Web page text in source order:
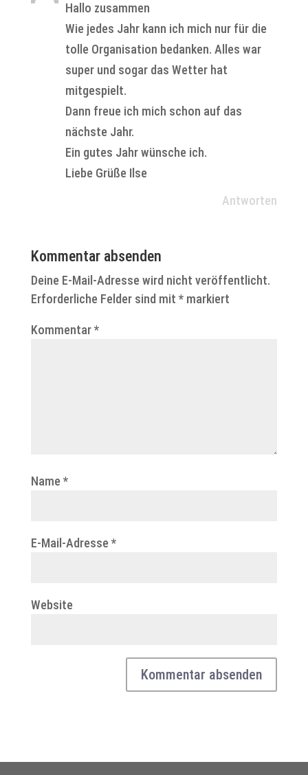
Hallo zusammen
Wie jedes Jahr kann ich mich nur für die
tolle Organisation bedanken. Alles war
super und sogar das Wetter hat
mitgespielt.
Dann freue ich mich schon auf das
nächste Jahr.
Ein gutes Jahr wünsche ich.
Liebe Grüße Ilse
Antworten
Kommentar absenden
Deine E-Mail-Adresse wird nicht veröffentlicht.
Erforderliche Felder sind mit *markiert
Kommentar*
Name *
E-Mail-Adresse *
Website